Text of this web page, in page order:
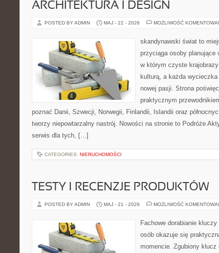
ARCHITEKTURA I DESIGN
POSTED BY ADMIN MAJ - 22 - 2026 MOŻLIWOŚĆ
skandynawski świat to
przyciąga osoby planujące
w którym czyste
kulturą, a każda
nowej pasji. Strona
praktycznym
poznać Danii, Szwecji, Norwegii, Finlandii, Islandii oraz
tworzy niepowtarzalny nastrój. Nowości na stronie to Podróże
serwis dla tych, […]
CATEGORIES: NIERUCHOMOŚCI
TESTY I RECENZJE PRODUKTÓW
POSTED BY ADMIN MAJ - 21 - 2026 MOŻLIWOŚĆ
Fachowe dorabianie
osób okazuje się
momencie. Zgubiony